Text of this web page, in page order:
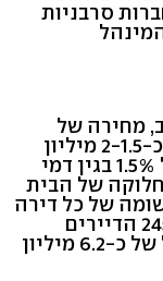
תביעות ויותר. כיום יש 31 חברות סרבניות
מחירה של
דירה ממוצעת בשני הפרויקטים הוא כ-2-1.5 מיליון
שקל. במחיר הרכישה כלול תשלום של 1.5% בגין דמי
של הבית
של כל דירה
בנפרד. בחישוב פשוט, אי-רישום של 245 הדיירים
בטאבו חסך לשתי החברות סכום כולל של כ-6.2 מיליון